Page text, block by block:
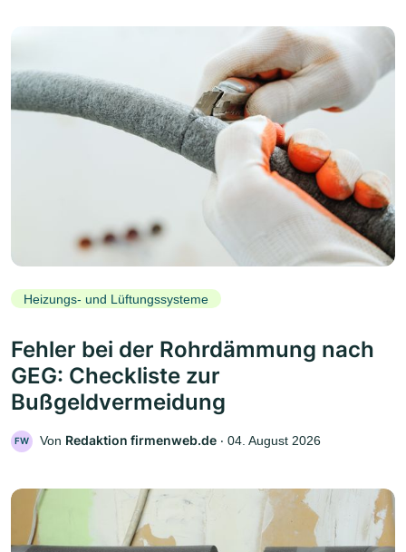
Heizungs- und Lüftungssysteme
Fehler bei der Rohrdämmung nach
GEG: Checkliste zur
Bußgeldvermeidung
FW Von Redaktion firmenweb.de ‧ 04. August 2026